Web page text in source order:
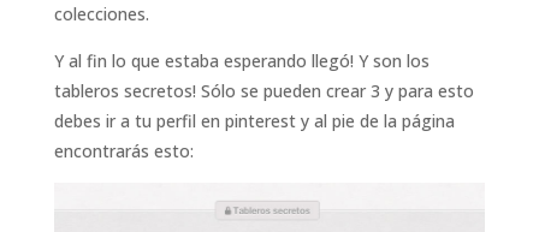
colecciones.
Y al fin lo que estaba esperando llegó! Y son los
tableros secretos! Sólo se pueden crear 3 y para esto
debes ir a tu perfil en pinterest y al pie de la página
encontrarás esto: